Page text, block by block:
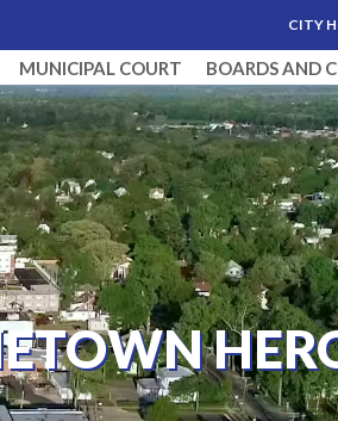
CITY
MUNICIPAL COURT BOARDS AND